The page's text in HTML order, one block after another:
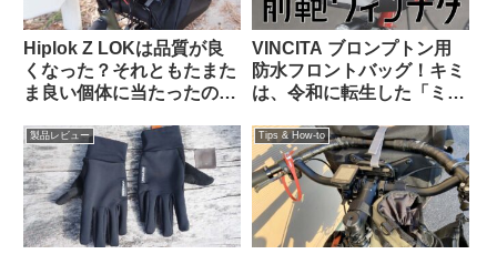
Hiplok Z LOKは品質が良
くなった？それともたまた
ま良い個体に当たったの
VINCITA ブロンプトン用
防水フロントバッグ！キミ
は、令和に転生した「ミニ
製品レビュー Tips & How-to